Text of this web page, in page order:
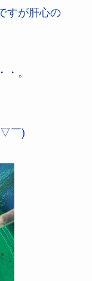
すが肝心の
。
▽￣)